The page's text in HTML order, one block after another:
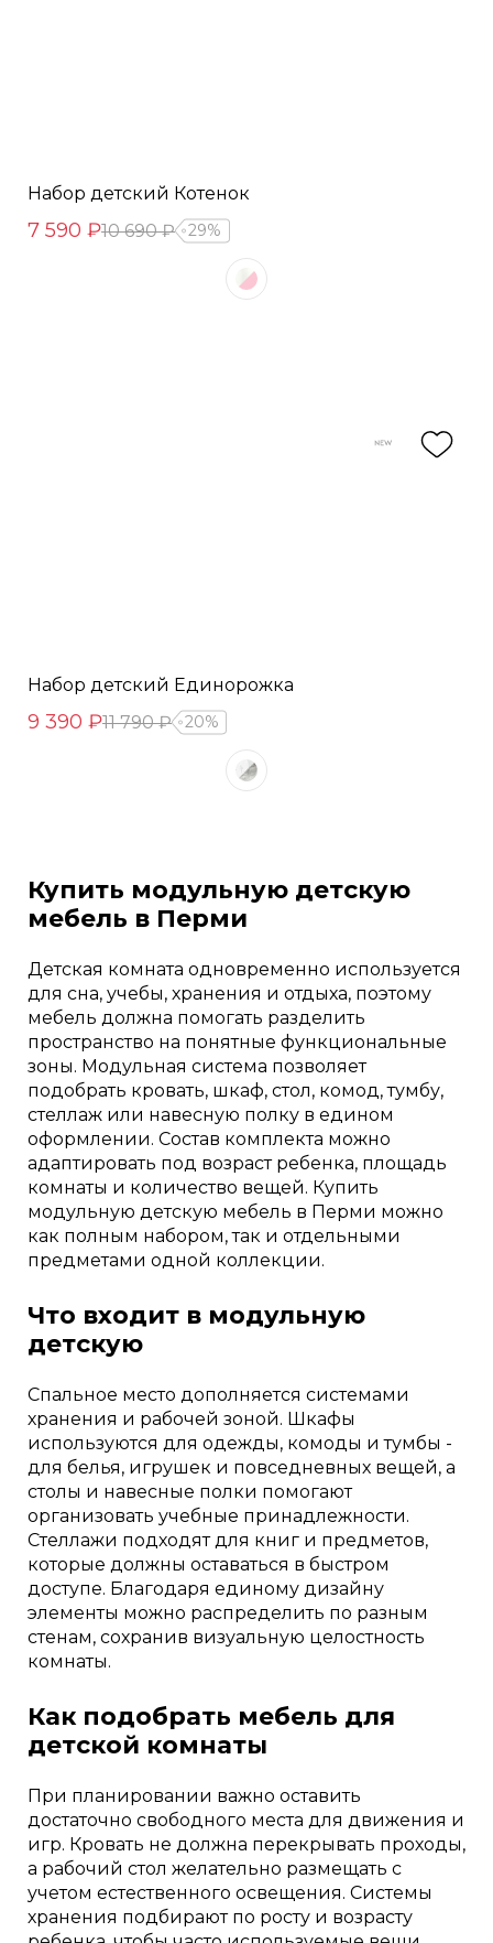
Набор детский Котенок
7 590 ₽10 690 ₽ 29%
Набор детский Единорожка
9 390 ₽11 790 ₽ 20%
Купить модульную детскую
мебель в Перми
Детская комната одновременно используется
для сна, учебы, хранения и отдыха, поэтому
мебель должна помогать разделить
пространство на понятные функциональные
зоны. Модульная система позволяет
подобрать кровать, шкаф, стол, комод, тумбу,
стеллаж или навесную полку в едином
оформлении. Состав комплекта можно
адаптировать под возраст ребенка, площадь
комнаты и количество вещей. Купить
модульную детскую мебель в Перми можно
как полным набором, так и отдельными
предметами одной коллекции.
Что входит в модульную
детскую
Спальное место дополняется системами
хранения и рабочей зоной. Шкафы
используются для одежды, комоды и тумбы -
для белья, игрушек и повседневных вещей, а
столы и навесные полки помогают
организовать учебные принадлежности.
Стеллажи подходят для книг и предметов,
которые должны оставаться в быстром
доступе. Благодаря единому дизайну
элементы можно распределить по разным
стенам, сохранив визуальную целостность
комнаты.
Как подобрать мебель для
детской комнаты
При планировании важно оставить
достаточно свободного места для движения и
игр. Кровать не должна перекрывать проходы,
а рабочий стол желательно размещать с
учетом естественного освещения. Системы
хранения подбирают по росту и возрасту